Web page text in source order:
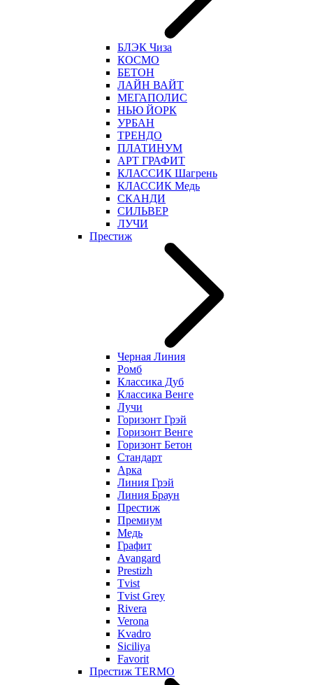
БЛЭК Чиза
КОСМО
БЕТОН
ЛАЙН ВАЙТ
МЕГАПОЛИС
НЬЮ ЙОРК
УРБАН
ТРЕНДО
ПЛАТИНУМ
АРТ ГРАФИТ
КЛАССИК Шагрень
КЛАССИК Медь
СКАНДИ
СИЛЬВЕР
ЛУЧИ
Престиж
Черная Линия
Ромб
Классика Дуб
Классика Венге
Лучи
Горизонт Грэй
Горизонт Венге
Горизонт Бетон
Стандарт
Арка
Линия Грэй
Линия Браун
Престиж
Премиум
Медь
Графит
Avangard
Prestizh
Tvist
Tvist Grey
Rivera
Verona
Kvadro
Siciliya
Favorit
Престиж TERMO